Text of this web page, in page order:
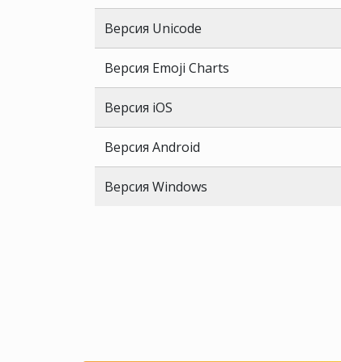
Версия Unicode
Версия Emoji Charts
Версия iOS
Версия Android
Версия Windows